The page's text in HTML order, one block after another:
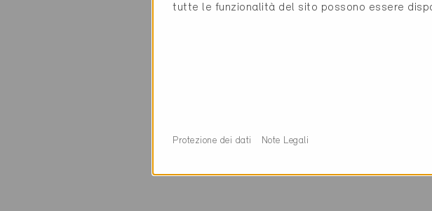
tutte le funzionalità del sito possono essere
Protezione dei dati Note Legali